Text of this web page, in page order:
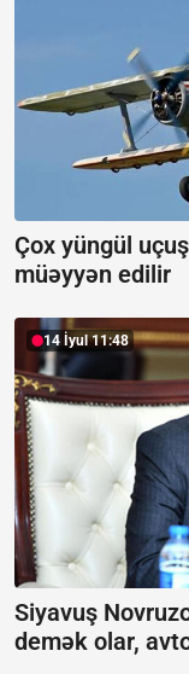
Çox yüngül
müəyyən edilir
14 İyul 11:48
Siyavuş
demək olar,